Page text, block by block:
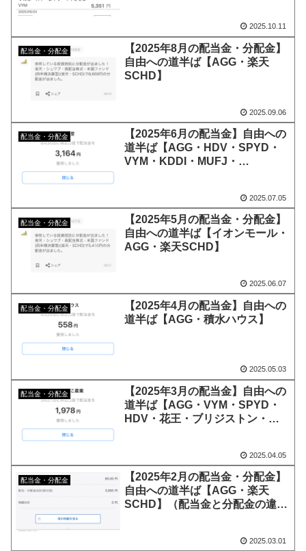
2025.10.11
配当金・分配金
【2025年8月の配当金・分配金】
自由への道半ば【AGG・楽天
SCHD】
2025.09.06
配当金・分配金
【2025年6月の配当金】自由への
道半ば【AGG・HDV・SPYD・
VYM・KDDI・MUFJ・
2025.07.05
配当金・分配金
【2025年5月の配当金・分配金】
自由への道半ば【イオンモール・
AGG・楽天SCHD】
2025.06.07
配当金・分配金
【2025年4月の配当金】自由への
道半ば【AGG・積水ハウス】
2025.05.03
配当金・分配金
【2025年3月の配当金】自由への
道半ば【AGG・VYM・SPYD・
HDV・花王・ブリジストン・
2025.04.05
配当金・分配金
【2025年2月の配当金・分配金】
自由への道半ば【AGG・楽天
SCHD】（配当金と分配金の違い
2025.03.01